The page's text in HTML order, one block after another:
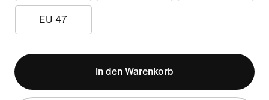
EU 47
In den Warenkorb